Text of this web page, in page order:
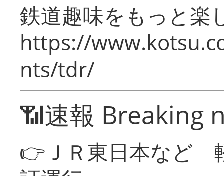
鉄道趣味をもっと楽
https://
nts/tdr/
📶速報 Breaking
👉ＪＲ東日本など